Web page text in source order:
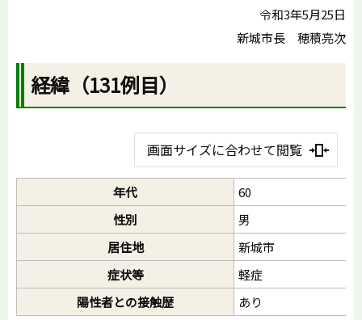
令和3年5月25日
新城市長 穂積亮次
経緯（131例目）
画面サイズに合わせて閲覧
年代
60
性別
男
居住地
新城市
症状等
軽症
陽性者との接触歴
あり